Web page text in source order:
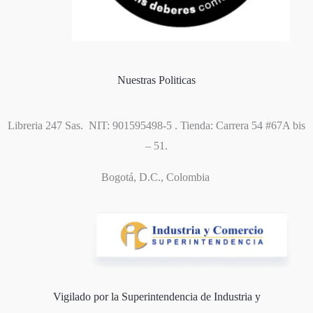
Nuestras Politicas
Libreria 247 Sas. NIT: 901595498-5 . Tienda: Carrera 54 #67A bis
– 51.
Bogotá, D.C., Colombia
Vigilado por la Superintendencia de Industria y